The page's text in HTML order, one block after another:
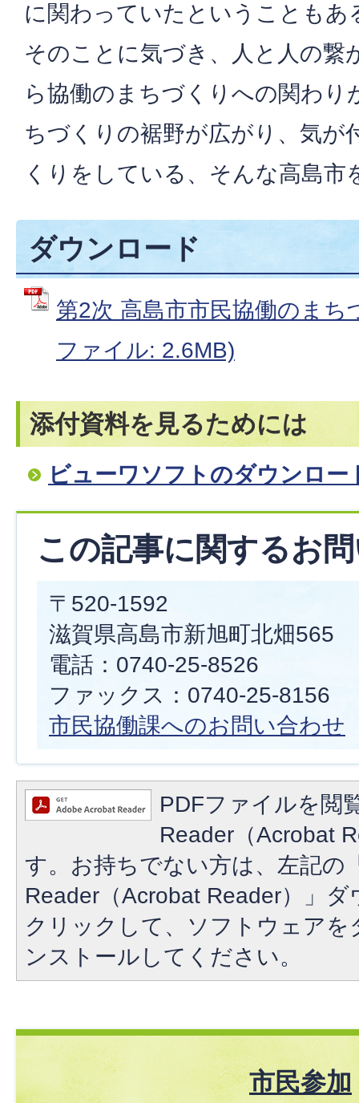
に関わっていたということもあ
そのことに気づき、人と人の繋
ら協働のまちづくりへの関わり
ちづくりの裾野が広がり、気が
くりをしている、そんな高島市
ダウンロード
第2次 高島市市民協働のまち
ファイル: 2.6MB)
添付資料を見るためには
ビューワソフトのダウンロー
この記事に関するお
〒520-1592
滋賀県高島市新旭町北畑565
電話：0740-25-8526
ファックス：0740-25-8156
市民協働課へのお問い合わせ
PDFファイルを閲
Reader（Acrobat
す。お持ちでない方は、左記の
Reader（Acrobat Reader）」
クリックして、ソフトウェア
ンストールしてください。
市民参加